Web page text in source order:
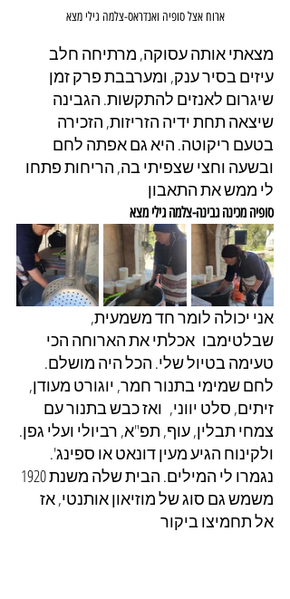
ארוח אצל סופיה ואנדראס-צלמה גילי מצא
מצאתי אותה עסוקה, מרתיחה חלב
עיזים בסיר ענק, ומערבבת פרק זמן
שיגרום לאנזים להתקשות. הגבינה
שיצאה תחת ידיה הזריזות, הזכירה
בטעם ריקוטה. היא גם אפתה לחם
ובשעה וחצי שצפיתי בה, הריחות פתחו
לי ממש את התאבון
סופיה מכינה גבינה-צלמה גילי מצא
אני יכולה לומר חד משמעית,
שבלטימבו  אכלתי את הארוחה הכי
טעימה בטיול שלי. הכל היה מושלם.
לחם שמימי בתנור חמר, יוגורט מעודן,
זיתים, סלט יווני,  ואז כבש בתנור עם
צמחי תבלין, עוף, תפ"א, רביולי ועלי גפן.
ולקינוח הגיע מעין דונאט או ספינג'.
משמש גם סוג של מוזיאון אותנטי, אז
אל תחמיצו ביקור